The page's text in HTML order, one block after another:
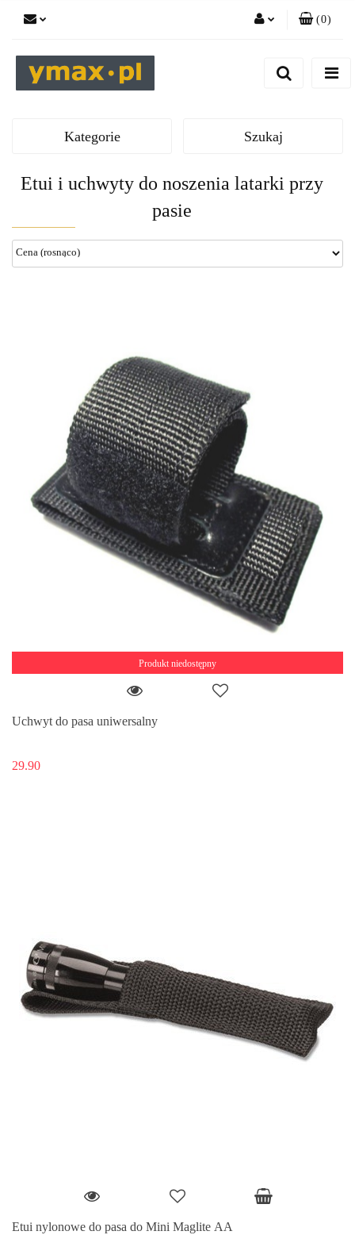
(0)
Kategorie Szukaj
Etui i uchwyty do noszenia latarki przy
pasie
Produkt niedostępny
Uchwyt do pasa uniwersalny
29.90
Etui nylonowe do pasa do Mini Maglite AA